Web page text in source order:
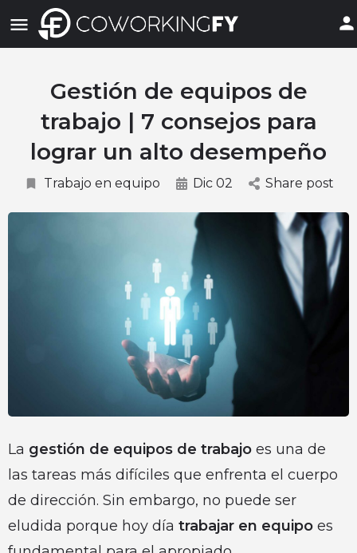
Gestión de equipos de
trabajo | 7 consejos para
lograr un alto desempeño
Trabajo en equipo Dic 02 Share post
La gestión de equipos de trabajo es una de
las tareas más difíciles que enfrenta el cuerpo
de dirección. Sin embargo, no puede ser
eludida porque hoy día trabajar en equipo es